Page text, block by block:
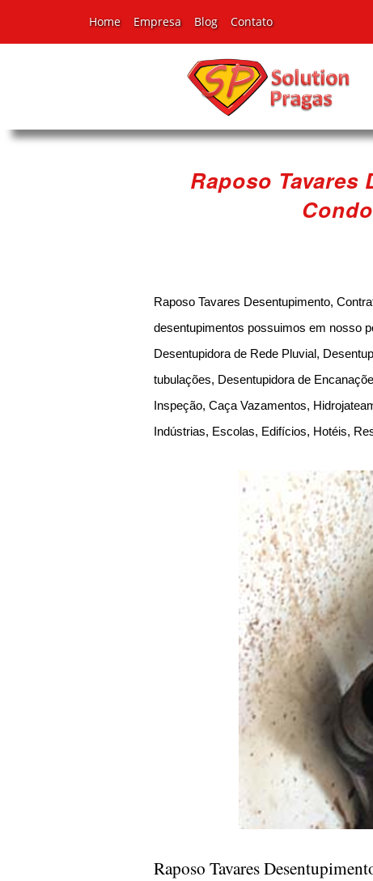
Home Empresa Blog Contato
Raposo
Raposo Tavares Desentupimento,
desentupimentos possuimos em nosso
Desentupidora de Rede Pluvial,
tubulações, Desentupidora de
Inspeção, Caça Vazamentos,
Indústrias, Escolas, Edifícios, Hotéis,
Raposo Tavares